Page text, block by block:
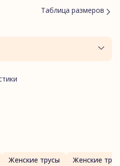
Таблица размеров
Женские трусы Женские